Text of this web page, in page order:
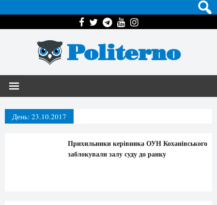
Politerno
День: 23.10.2017
Прихильники керівника ОУН Коханівського
заблокували залу суду до ранку